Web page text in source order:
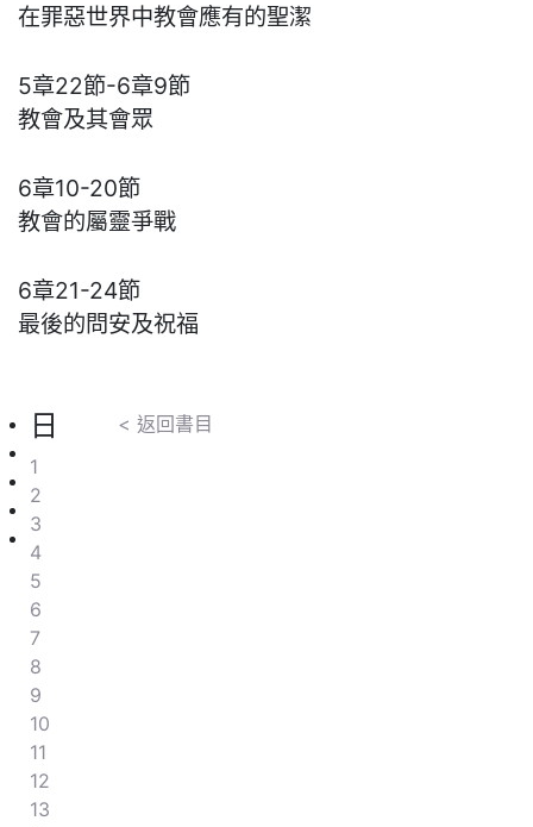
在罪惡世界中教會應有的聖潔
5章22節-6章9節
教會及其會眾
6章10-20節
教會的屬靈爭戰
6章21-24節
最後的問安及祝福
日
1
2
3
4
5
6
7
8
9
10
11
12
13
< 返回書目